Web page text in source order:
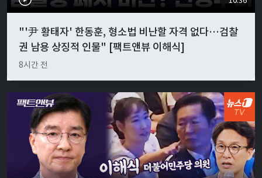
"'尹 황태자' 한동훈, 형소법 비난할 자격 없다…검찰
권 남용 상징적 인물" [팩트앤뷰 이해식]
8시간 전